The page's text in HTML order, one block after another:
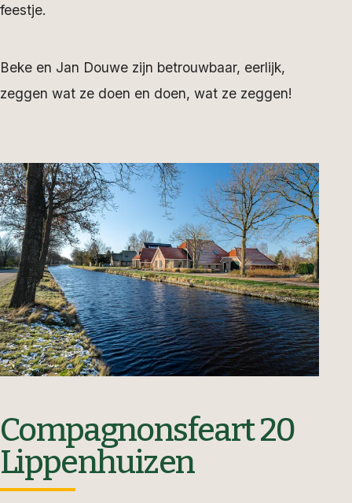
feestje.
Beke en Jan Douwe zijn betrouwbaar, eerlijk,
zeggen wat ze doen en doen, wat ze zeggen!
Compagnonsfeart 20
Lippenhuizen